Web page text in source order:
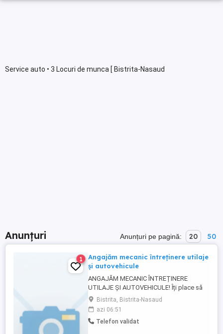
Service auto • 3 Locuri de munca [ Bistrita-Nasaud
Anunțuri Anunțuri pe pagină: 20 50
1
Angajăm mecanic întreținere utilaje
și autovehicule
ANGAJĂM MECANIC ÎNTREȚINERE
UTILAJE ȘI AUTOVEHICULE! Îți place să
repari, să întreții și să vezi utilajele
funcționând perfect? Atunci te vrem în
echipa noastră! Cerințe: Experiență în
întreținerea și repararea utilajelor și
Bistrita, Bistrita-Nasaud
azi 06:51
Telefon validat